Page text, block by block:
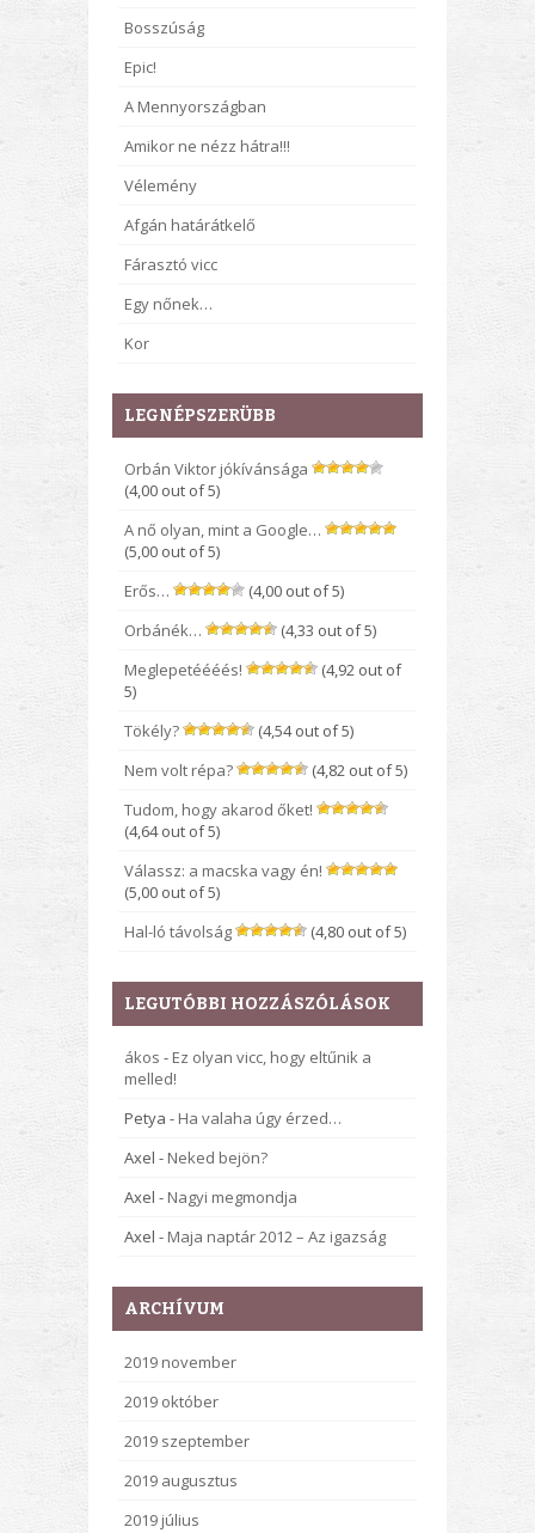
Bosszúság
Epic!
A Mennyországban
Amikor ne nézz hátra!!!
Vélemény
Afgán határátkelő
Fárasztó vicc
Egy nőnek…
Kor
LEGNÉPSZERÜBB
Orbán Viktor jókívánsága
(4,00 out of 5)
A nő olyan, mint a Google…
(5,00 out of 5)
Erős…
(4,00 out of 5)
Orbánék…
(4,33 out of 5)
Meglepetéééés!
(4,92 out of
5)
Tökély?
(4,54 out of 5)
Nem volt répa?
(4,82 out of 5)
Tudom, hogy akarod őket!
(4,64 out of 5)
Válassz: a macska vagy én!
(5,00 out of 5)
Hal-ló távolság
(4,80 out of 5)
LEGUTÓBBI HOZZÁSZÓLÁSOK
ákos - Ez olyan vicc, hogy eltűnik a
melled!
Petya - Ha valaha úgy érzed…
Axel - Neked bejön?
Axel - Nagyi megmondja
Axel - Maja naptár 2012 – Az igazság
ARCHÍVUM
2019 november
2019 október
2019 szeptember
2019 augusztus
2019 július